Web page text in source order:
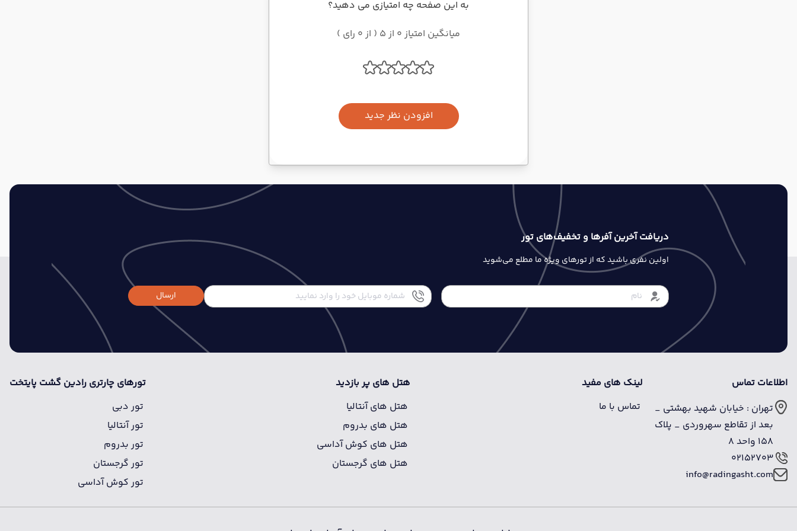
به این صفحه چه امتیازی می دهید؟
میانگین امتیاز 0 از 5 ( از 0 رای )
افزودن نظر جدید
دریافت آخرین آفرها و تخفیف‌های تور
اولین نفری باشید که از تورهای ویژه ما مطلع می‌شوید
ارسال
اطلاعات تماس
02152703
info@radingasht.com
تهران : خیابان شهید بهشتی _
بعد از تقاطع سهروردی _ پلاک
158 واحد 8
لینک های مفید
تماس با ما
هتل های پر بازدید
هتل های آنتالیا
هتل های بدروم
هتل های کوش آداسی
هتل های گرجستان
تورهای چارتری رادین گشت پایتخت
تور دبی
تور آنتالیا
تور بدروم
تور گرجستان
تور کوش آداسی